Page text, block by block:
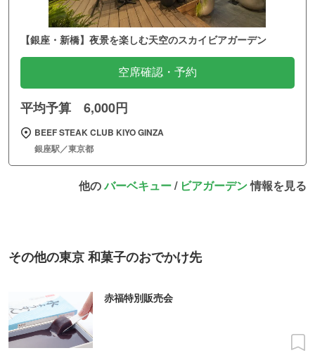
【銀座・新橋】夜景を楽しむ天空のスカイビアガーデン
空席確認・予約
平均予算 6,000円
BEEF STEAK CLUB KIYO GINZA
銀座駅／東京都
他のバーベキュー/ ビアガーデン情報を見る
その他の東京 和菓子のおでかけ先
赤福特別販売会